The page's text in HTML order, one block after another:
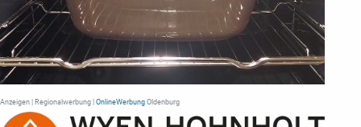
Anzeigen | Regionalwerbung | OnlineWerbung Oldenburg